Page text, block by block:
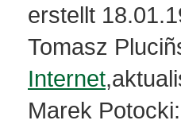
erstellt
Tomasz
Internet
Marek